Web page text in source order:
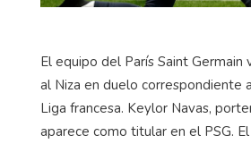
El equipo del París Saint Germain
al Niza en duelo correspondiente
Liga francesa. Keylor Navas,
aparece como titular en el PSG.